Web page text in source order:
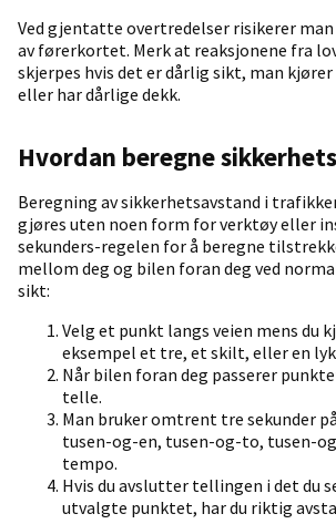
Ved gjentatte overtredelser risikerer
av førerkortet. Merk at reaksjonene fra
skjerpes hvis det er dårlig sikt, man
eller har dårlige dekk.
Hvordan beregne
Beregning av sikkerhetsavstand i
gjøres uten noen form for verktøy eller
sekunders-regelen for å beregne
mellom deg og bilen foran deg ved
sikt:
Velg et punkt langs veien mens du
eksempel et tre, et skilt, eller en
Når bilen foran deg passerer
telle.
Man bruker omtrent tre sekunder
tusen-og-en, tusen-og-to, tusen-
tempo.
Hvis du avslutter tellingen i det du
utvalgte punktet, har du riktig